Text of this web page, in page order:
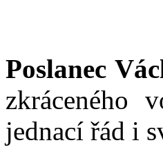
Poslanec
zkráceného
jednací řád i